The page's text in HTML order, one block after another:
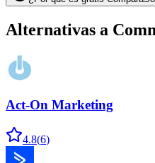
Alternativas a
Act-On Marketing
4.8(6)